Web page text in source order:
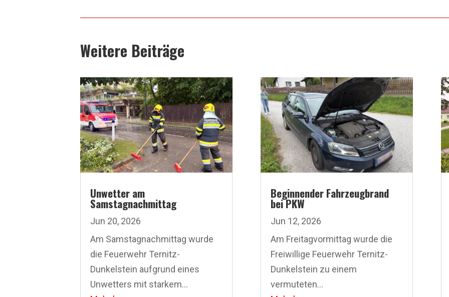
Weitere Beiträge
Unwetter am
Samstagnachmittag
Jun 20, 2026
Am Samstagnachmittag wurde
die Feuerwehr Ternitz-
Dunkelstein aufgrund eines
Unwetters mit starkem...
Beginnender Fahrzeugbrand
bei PKW
Jun 12, 2026
Am Freitagvormittag wurde die
Freiwillige Feuerwehr Ternitz-
Dunkelstein zu einem
vermuteten...